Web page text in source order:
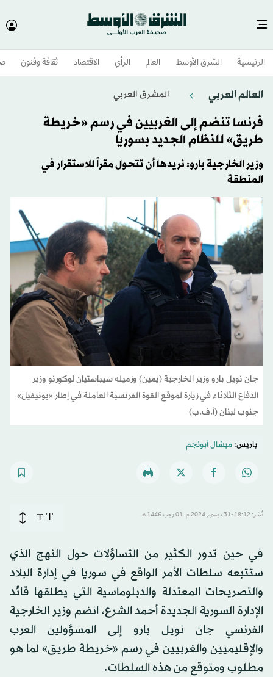
الرئيسية الشرق الأوسط​ العالم الرأي الاقتصاد ثقافة وفنون
العالم العربي المشرق العربي
فرنسا تنضم إلى الغربيين في رسم «خريطة
طريق» للنظام الجديد بسوريا
وزير الخارجية بارو: نريدها أن تتحول مقراً للاستقرار في
المنطقة
جان نويل بارو وزير الخارجية (يمين) وزميله سيباستيان لوكورنو وزير
الدفاع الثلاثاء في زيارة لموقع القوة الفرنسية العاملة في إطار «يونيفيل»
جنوب لبنان (أ.ف.ب)
باريس:ميشال أبونجم
نُشر: 18:12-31 ديسمبر 2024 م ـ 01 رَجب 1446 هـ T
T
في حين تدور الكثير من التساؤلات حول النهج الذي
ستتبعه سلطات الأمر الواقع في سوريا في إدارة البلاد
والتصريحات المعتدلة والدبلوماسية التي يطلقها قائد
الإدارة السورية الجديدة أحمد الشرع، انضم وزير الخارجية
الفرنسي جان نويل بارو إلى المسؤولين العرب
والإقليميين والغربيين في رسم «خريطة طريق» لما هو
مطلوب ومتوقع من هذه السلطات.